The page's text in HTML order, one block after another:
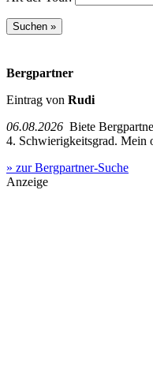
Bergpartner
Eintrag von Rudi
06.08.2026 Biete
4. Schwierigkeitsgrad. Mein
» zur Bergpartner-Suche
Anzeige